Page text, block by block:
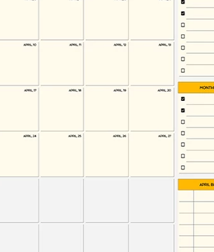
Aggiunto alle
354
2024
2026 Calendari Modelli